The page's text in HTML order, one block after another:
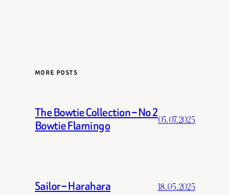
MORE POSTS
The Bowtie Collection – No 2
Bowtie Flamingo
05.07.2025
Sailor – Harahara 18.05.2025